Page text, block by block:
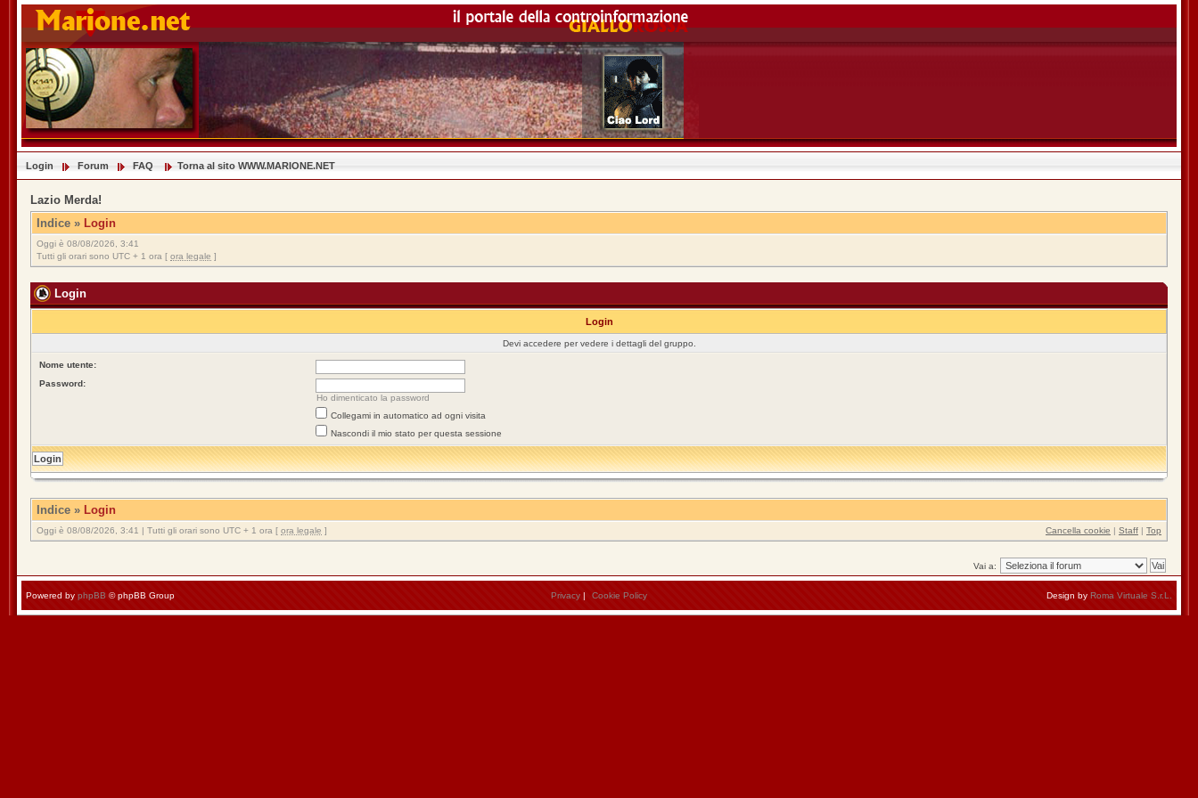
Login Forum FAQ Torna al sito WWW.MARIONE.NET
Lazio Merda!
Indice » Login
Oggi è 08/08/2026, 3:41
Tutti gli orari sono UTC + 1 ora [ ora legale ]
Login
Login
Devi accedere per vedere i dettagli del gruppo.
Nome utente:
Password:
Ho dimenticato la password
Collegami in automatico ad ogni visita
Nascondi il mio stato per questa sessione
Indice » Login
Oggi è 08/08/2026, 3:41 | Tutti gli orari sono UTC + 1 ora [ ora legale ] Cancella cookie | Staff | Top
Vai a:
Powered by phpBB © phpBB Group Privacy | Cookie Policy Design by Roma Virtuale S.r.L.